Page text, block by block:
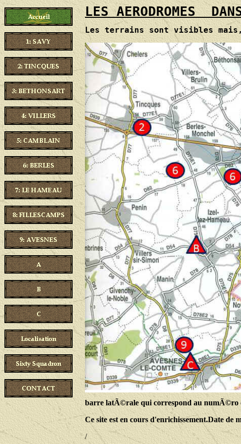
LES AERODROMES
Les terrains sont visibles
barre latÃ©rale qui correspond au
Ce site est en cours d'enrichissement.Date de
/